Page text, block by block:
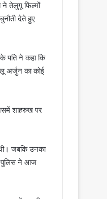
ने तेलुगू फिल्मों
देते हुए
पति ने कहा कि
अर्जुन का कोई
शाहरुख पर
जबकि उनका
पुलिस ने आज